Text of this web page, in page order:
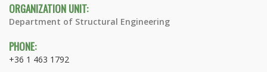
ORGANIZATION UNIT:
Department of Structural Engineering
PHONE:
+36 1 463 1792